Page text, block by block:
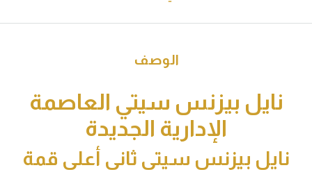
الوصف
بيزنس سيتي العاصمة
الإدارية الجديدة
بيزنس سيتي ثاني أعلى قمة